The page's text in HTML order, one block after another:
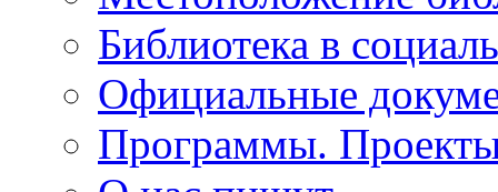
Библиотека в
Официальные
Программы.